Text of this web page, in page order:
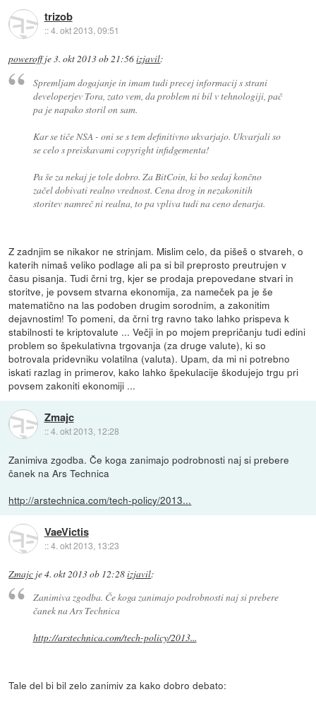
trizob
::4. okt 2013, 09:51
poweroffje3. okt 2013 ob 21:56izjavil:
Spremljam dogajanje in imam tudi precej informacij s strani
developerjev Tora, zato vem, da problem ni bil v tehnologiji, pač
pa je napako storil on sam.
Kar se tiče NSA - oni se s tem definitivno ukvarjajo. Ukvarjali so
se celo s preiskavami copyright infidgementa!
Pa še za nekaj je tole dobro. Za BitCoin, ki bo sedaj končno
začel dobivati realno vrednost. Cena drog in nezakonitih
storitev namreč ni realna, to pa vpliva tudi na ceno denarja.
Z zadnjim se nikakor ne strinjam. Mislim celo, da pišeš o stvareh, o
katerih nimaš veliko podlage ali pa si bil preprosto preutrujen v
času pisanja. Tudi črni trg, kjer se prodaja prepovedane stvari in
storitve, je povsem stvarna ekonomija, za nameček pa je še
matematično na las podoben drugim sorodnim, a zakonitim
dejavnostim! To pomeni, da črni trg ravno tako lahko prispeva k
stabilnosti te kriptovalute ... Večji in po mojem prepričanju tudi edini
problem so špekulativna trgovanja (za druge valute), ki so
botrovala pridevniku volatilna (valuta). Upam, da mi ni potrebno
iskati razlag in primerov, kako lahko špekulacije škodujejo trgu pri
povsem zakoniti ekonomiji ...
Zmajc
::4. okt 2013, 12:28
Zanimiva zgodba. Če koga zanimajo podrobnosti naj si prebere
čanek na Ars Technica
http://arstechnica.com/tech-policy/2013...
VaeVictis
::4. okt 2013, 13:23
Zmajc je4. okt 2013 ob 12:28izjavil:
Zanimiva zgodba. Če koga zanimajo podrobnosti naj si prebere
čanek na Ars Technica
http://arstechnica.com/tech-policy/2013...
Tale del bi bil zelo zanimiv za kako dobro debato: